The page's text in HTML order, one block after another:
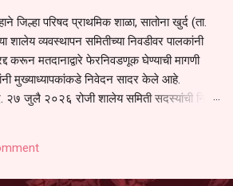
जिल्हा परिषद प्राथमिक शाळा, सातोना खुर्द (ता.
व्यवस्थापन समितीच्या निवडीवर पालकांनी
करून मतदानाद्वारे फेरनिवडणूक घेण्याची मागणी
मुख्याध्यापकांकडे निवेदन सादर केले आहे.
२७ जुलै २०२६ रोजी शालेय समिती सदस्यांची निवड
मोठ्या संख्येने पालक बैठकीस उपस्थित राहू शकले
न घेता निवड प्रक्रिया पूर्ण करण्यात